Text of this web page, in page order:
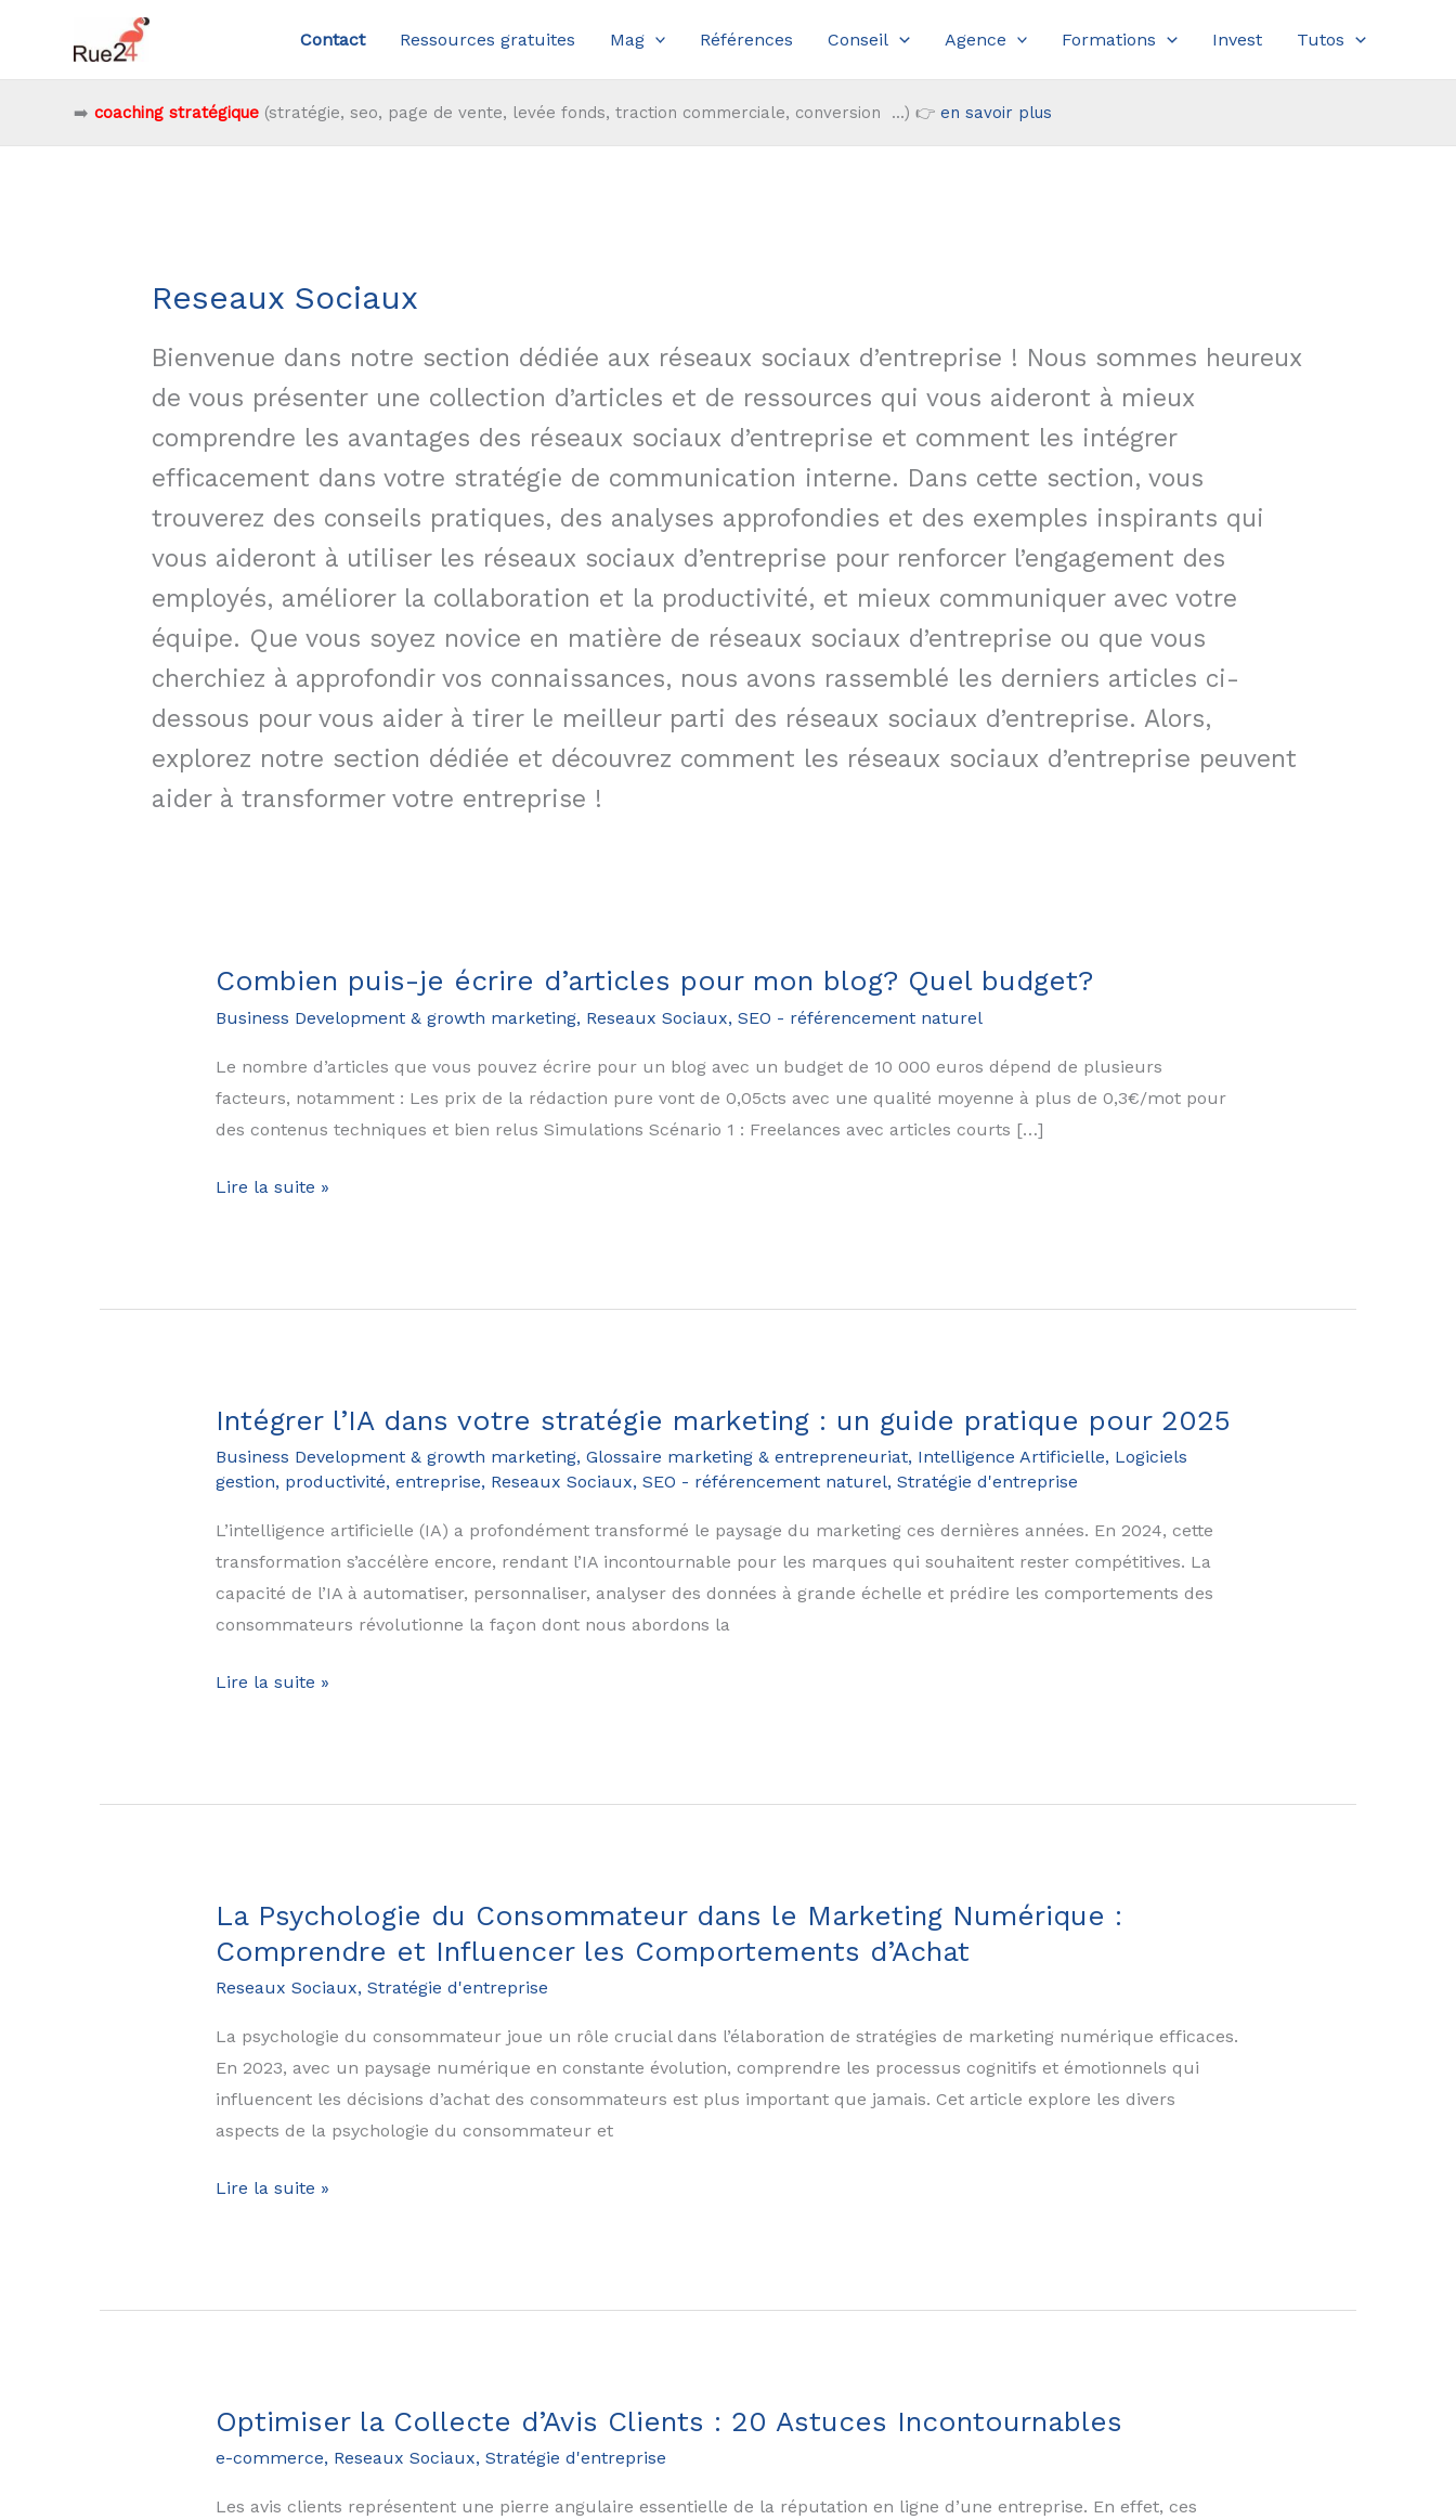
contenu
Contact Ressources gratuites Mag Références Conseil Agence Formations Invest Tutos
➡️ coaching stratégique(stratégie, seo, page de vente, levée fonds, traction commerciale, conversion ...) 👉 en savoir plus
Reseaux Sociaux
Bienvenue dans notre section dédiée aux réseaux sociaux d’entreprise ! Nous sommes heureux
de vous présenter une collection d’articles et de ressources qui vous aideront à mieux
comprendre les avantages des réseaux sociaux d’entreprise et comment les intégrer
efficacement dans votre stratégie de communication interne. Dans cette section, vous
trouverez des conseils pratiques, des analyses approfondies et des exemples inspirants qui
vous aideront à utiliser les réseaux sociaux d’entreprise pour renforcer l’engagement des
employés, améliorer la collaboration et la productivité, et mieux communiquer avec votre
équipe. Que vous soyez novice en matière de réseaux sociaux d’entreprise ou que vous
cherchiez à approfondir vos connaissances, nous avons rassemblé les derniers articles ci-
dessous pour vous aider à tirer le meilleur parti des réseaux sociaux d’entreprise. Alors,
explorez notre section dédiée et découvrez comment les réseaux sociaux d’entreprise peuvent
aider à transformer votre entreprise !
Combien puis-je écrire d’articles pour mon blog? Quel budget?
Business Development & growth marketing, Reseaux Sociaux, SEO - référencement naturel
Le nombre d’articles que vous pouvez écrire pour un blog avec un budget de 10 000 euros dépend de plusieurs
facteurs, notamment : Les prix de la rédaction pure vont de 0,05cts avec une qualité moyenne à plus de 0,3€/mot pour
des contenus techniques et bien relus Simulations Scénario 1 : Freelances avec articles courts […]
Combien
d’articles
Quel
budget?
Lire la suite »
Intégrer l’IA dans votre stratégie marketing : un guide pratique pour 2025
Business Development & growth marketing, Glossaire marketing & entrepreneuriat, Intelligence Artificielle, Logiciels
gestion, productivité, entreprise, Reseaux Sociaux, SEO - référencement naturel, Stratégie d'entreprise
L’intelligence artificielle (IA) a profondément transformé le paysage du marketing ces dernières années. En 2024, cette
transformation s’accélère encore, rendant l’IA incontournable pour les marques qui souhaitent rester compétitives. La
capacité de l’IA à automatiser, personnaliser, analyser des données à grande échelle et prédire les comportements des
consommateurs révolutionne la façon dont nous abordons la
Intégrer
stratégie
guide
pratique
pour
2025
Lire la suite »
La Psychologie du Consommateur dans le Marketing Numérique :
Comprendre et Influencer les Comportements d’Achat
Reseaux Sociaux, Stratégie d'entreprise
La psychologie du consommateur joue un rôle crucial dans l’élaboration de stratégies de marketing numérique efficaces.
En 2023, avec un paysage numérique en constante évolution, comprendre les processus cognitifs et émotionnels qui
influencent les décisions d’achat des consommateurs est plus important que jamais. Cet article explore les divers
aspects de la psychologie du consommateur et
La
dans
Numérique
Comprendre
et
Lire la suite »
Optimiser la Collecte d’Avis Clients : 20 Astuces Incontournables
e-commerce, Reseaux Sociaux, Stratégie d'entreprise
Les avis clients représentent une pierre angulaire essentielle de la réputation en ligne d’une entreprise. En effet, ces